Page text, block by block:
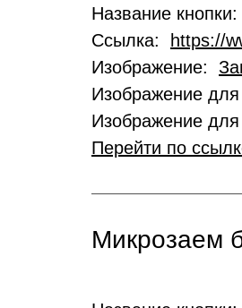
Название
Ссылка:
https://
Изображение:
Изображение
Изображение
Перейти по
Микрозаем